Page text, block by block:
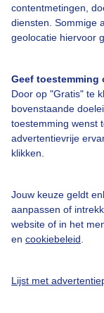
contentmetingen,
diensten. Sommige
geolocatie hiervoor
Geef toestemming
Door op "Gratis" te
bovenstaande
toestemming wenst
advertentievrije
klikken.
Jouw keuze geldt
aanpassen of
website of in het
en cookiebeleid
Lijst met
Veelgestelde
Contact
Adverteren
Buienradar Team
Privacy beleid
Privacy
Gratis weerdata
Buienradar